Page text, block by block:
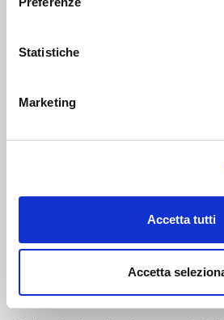
Statistiche
Marketing
Accetta tutti
Accetta
I set sono disponibili anche
aumenta il valore in termini di
Il loro design è esclusivo, bello
moderni e classici.)
(Non esiste alcuna reazione
suo contenuto.) Grazie allo
Sono facili da mantenere e